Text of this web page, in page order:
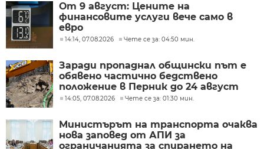
От 9 август: Цените на
финансовите услуги вече само в
евро
14:14, 07.08.2026 Чете се за: 04:50 мин.
Заради пропаднал общински път е
обявено частично бедствено
положение в Перник до 24 август
14:05, 07.08.2026 Чете се за: 01:30 мин.
Министърът на транспорта очаква
нова заповед от АПИ за
ограничанията за спирането на